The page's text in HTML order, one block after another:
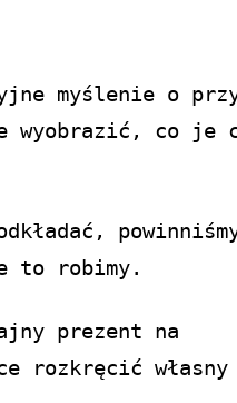
myślenie o
co je
to robimy.
prezent na
rozkręcić